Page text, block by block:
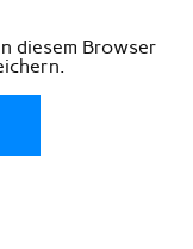
diesem Browser